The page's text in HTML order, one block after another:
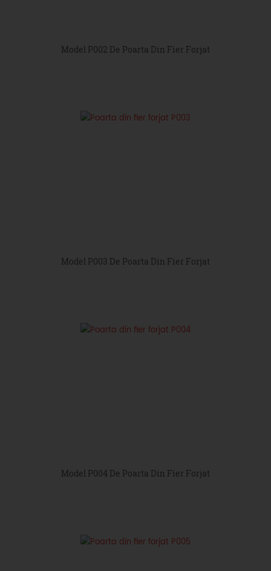
Model P002 De Poarta Din Fier Forjat
Model P003 De Poarta Din Fier Forjat
Model P004 De Poarta Din Fier Forjat